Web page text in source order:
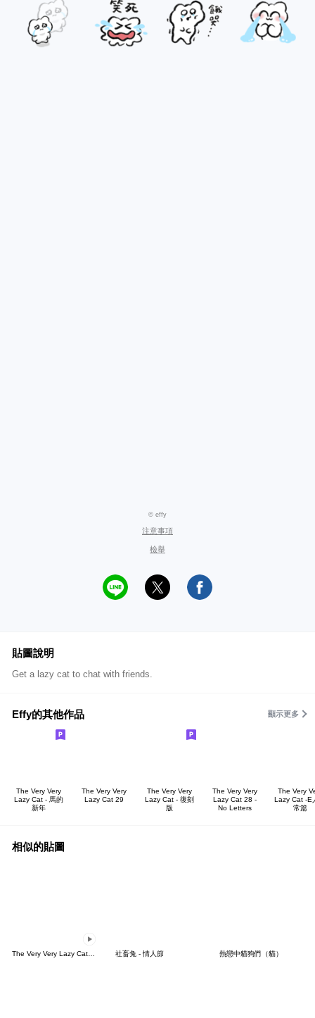
© effy
注意事項
檢舉
貼圖說明
Get a lazy cat to chat with friends.
Effy的其他作品 顯示更多
The Very Very
Lazy Cat - 馬的
新年
The Very Very
Lazy Cat 29
The Very Very
Lazy Cat - 復刻
版
The Very Very
Lazy Cat 28 -
No Letters
The Very
Lazy Cat -E
常篇
相似的貼圖
The Very Very Lazy Cat 秋日時光 社畜兔 - 情人節 熱戀中貓狗們（貓）